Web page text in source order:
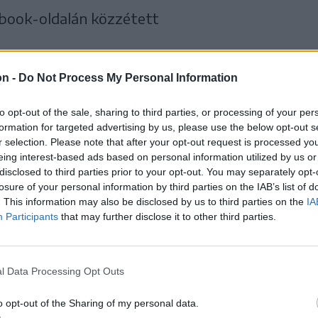
- Do Not Process My Personal Information
opt-out of the sale, sharing to third parties, or processing of your
for targeted advertising by us, please use the below opt-out
selection. Please note that after your opt-out request is processed
interest-based ads based on personal information utilized by us
to third parties prior to your opt-out. You may separately
of your personal information by third parties on the IAB’s list of
This information may also be disclosed by us to third parties on the
Participants that may further disclose it to other third parties.
Data Processing Opt Outs
opt-out of the Sharing of my personal data.
oldalán közzétett
nem lesz foganatja, az
a mellékgazdaság
szállíttatni a helyi
onnan
csak a büntetés, az
és tárolási díj